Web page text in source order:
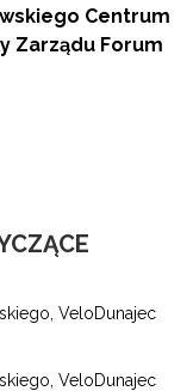
Centrum
Zarządu Forum
VeloDunajec
VeloDunajec